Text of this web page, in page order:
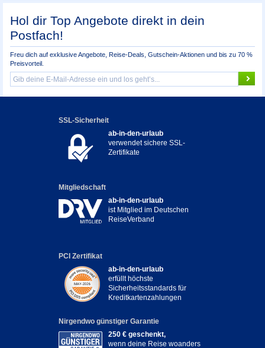
Hol dir Top Angebote direkt in dein
Postfach!
Freu dich auf exklusive Angebote, Reise-Deals, Gutschein-Aktionen und bis zu 70 %
Preisvorteil.
SSL-Sicherheit
ab-in-den-urlaub
verwendet sichere SSL-
Zertifikate
Mitgliedschaft
ab-in-den-urlaub
ist Mitglied im Deutschen
ReiseVerband
PCI Zertifikat
ab-in-den-urlaub
erfüllt höchste
Sicherheitsstandards für
Kreditkartenzahlungen
Nirgendwo günstiger Garantie
250 € geschenkt,
wenn deine Reise woanders